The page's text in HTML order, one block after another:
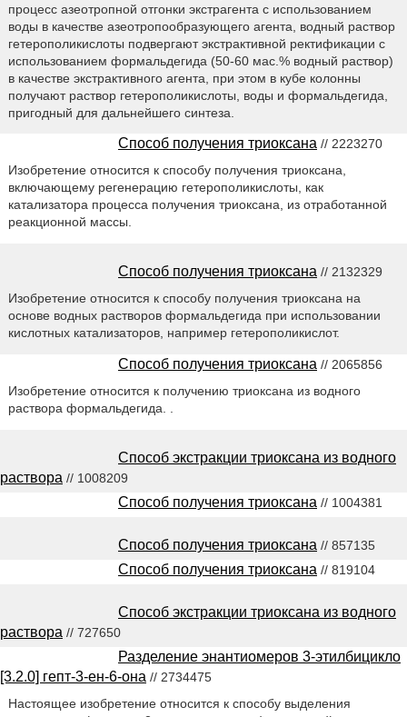
процесс азеотропной отгонки экстрагента с использованием
воды в качестве азеотропообразующего агента, водный раствор
гетерополикислоты подвергают экстрактивной ректификации с
использованием формальдегида (50-60 мас.% водный раствор)
в качестве экстрактивного агента, при этом в кубе колонны
получают раствор гетерополикислоты, воды и формальдегида,
пригодный для дальнейшего синтеза.
Способ получения триоксана // 2223270
Изобретение относится к способу получения триоксана,
включающему регенерацию гетерополикислоты, как
катализатора процесса получения триоксана, из отработанной
реакционной массы.
Способ получения триоксана // 2132329
Изобретение относится к способу получения триоксана на
основе водных растворов формальдегида при использовании
кислотных катализаторов, например гетерополикислот.
Способ получения триоксана // 2065856
Изобретение относится к получению триоксана из водного
раствора формальдегида. .
Способ экстракции триоксана из водного
раствора // 1008209
Способ получения триоксана // 1004381
Способ получения триоксана // 857135
Способ получения триоксана // 819104
Способ экстракции триоксана из водного
раствора // 727650
Разделение энантиомеров 3-этилбицикло
[3.2.0] гепт-3-ен-6-она // 2734475
Настоящее изобретение относится к способу выделения